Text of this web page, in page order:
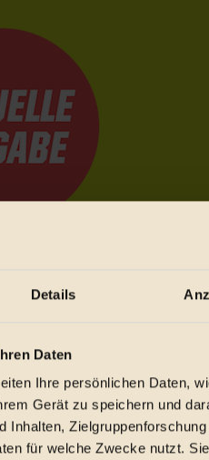
Details
Daten
Ihre persönlichen Daten,
Gerät zu speichern und
Inhalten,
für welche Zwecke nutzt.
festzuhalten.
oft zu Hause.
zu dir zurückkommen.